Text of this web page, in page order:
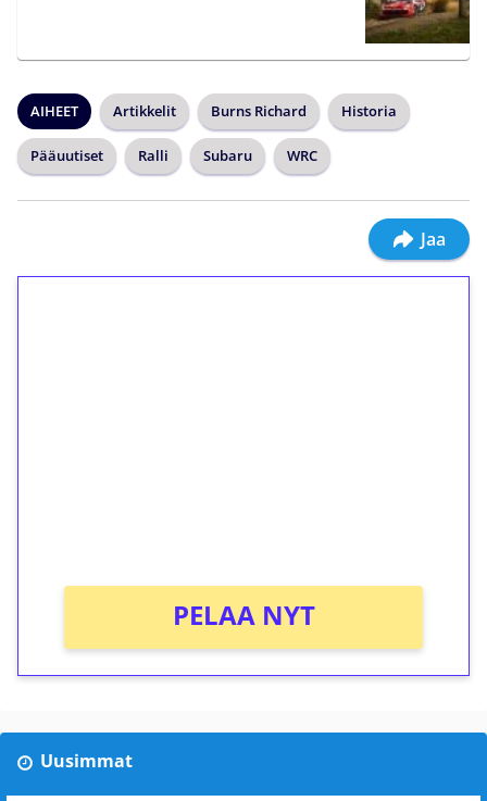
AIHEET Artikkelit Burns Richard Historia
Pääuutiset Ralli Subaru WRC
Jaa
PELAA NYT
Uusimmat